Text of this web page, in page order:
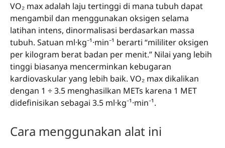
VO₂ max adalah laju tertinggi di mana tubuh dapat
mengambil dan menggunakan oksigen selama
latihan intens, dinormalisasi berdasarkan massa
tubuh. Satuan ml·kg⁻¹·min⁻¹ berarti “mililiter oksigen
per kilogram berat badan per menit.” Nilai yang lebih
tinggi biasanya mencerminkan kebugaran
kardiovaskular yang lebih baik. VO₂ max dikalikan
dengan 1 ÷ 3.5 menghasilkan METs karena 1 MET
didefinisikan sebagai 3.5 ml·kg⁻¹·min⁻¹.
Cara menggunakan alat ini